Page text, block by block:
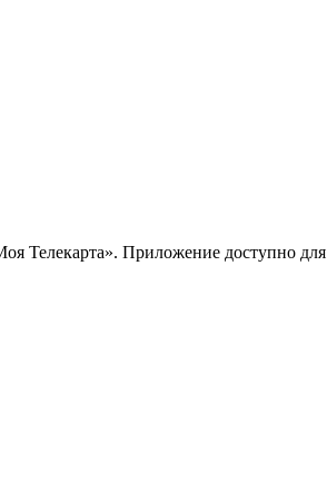
Приложение доступно